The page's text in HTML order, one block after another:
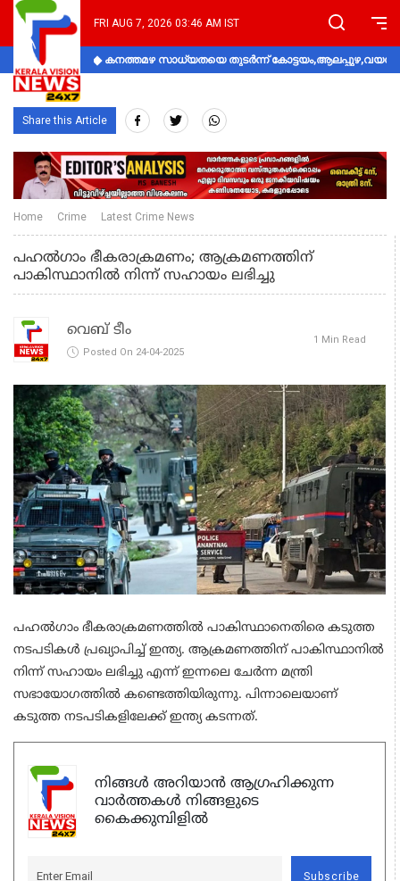
FRI AUG 7, 2026 03:46 AM IST
കനത്തമഴ സാധ്യതയെ തുടർന്ന്
Share this Article
Home Crime Latest Crime News
പഹല്‍ഗാം ഭീകരാക്രമണം; ആക്രമണത്തിന്
പാകിസ്ഥാനില്‍ നിന്ന് സഹായം ലഭിച്ചു
വെബ് ടീം
Posted On 24-04-2025
1 Min Read
പഹല്‍ഗാം ഭീകരാക്രമണത്തില്‍ പാകിസ്ഥാനെതിരെ കടുത്ത
നടപടികള്‍ പ്രഖ്യാപിച്ച് ഇന്ത്യ. ആക്രമണത്തിന് പാകിസ്ഥാനില്‍
നിന്ന് സഹായം ലഭിച്ചു എന്ന് ഇന്നലെ ചേര്‍ന്ന മന്ത്രി
സഭായോഗത്തില്‍ കണ്ടെത്തിയിരുന്നു. പിന്നാലെയാണ്
കടുത്ത നടപടികളിലേക്ക് ഇന്ത്യ കടന്നത്.
നിങ്ങൾ അറിയാൻ ആഗ്രഹിക്കുന്ന
വാർത്തകൾ നിങ്ങളുടെ
കൈക്കുമ്പിളിൽ
Subscribe